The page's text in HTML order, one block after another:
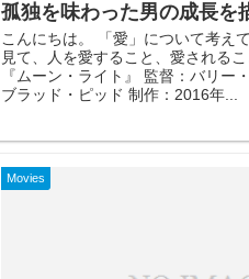
孤独を味わった男の成長を
こんにちは。 「愛」について考え
見て、人を愛すること、愛されるこ
『ムーン・ライト』 監督：バリー
ブラッド・ピッド 制作：2016年...
Movies